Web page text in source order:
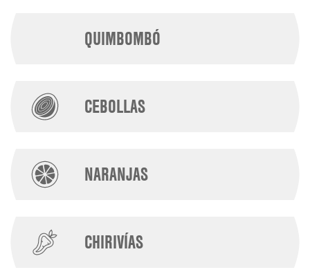
QUIMBOMBÓ
CEBOLLAS
NARANJAS
CHIRIVÍAS